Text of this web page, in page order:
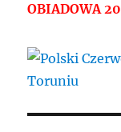
OBIADOWA